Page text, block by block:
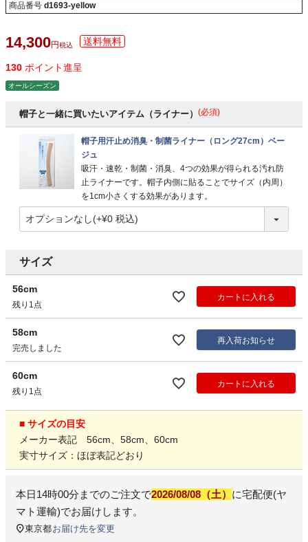
商品番号 d1693-yellow
14,300 税込
130 ポイント進呈
オールシーズン
帽子と一緒に買いたいアイテム（ライナー） (必須)
帽子用汗止め消臭・制菌ライナー（ロング27cm）ベー
ジュ
吸汗・速乾・制菌・消臭、4つの効果が得られる汚れ防
止ライナーです。帽子内側に貼ることでサイズ（内周）
を1cm小さくする効果があります。
サイズ
56cm
残り1点
カートに入れる
58cm
完売しました
再入荷お知らせ
60cm
残り1点
カートに入れる
■ サイズの目安
メーカー表記 56cm、58cm、60cm
実寸サイズ：ほぼ表記どおり
本日14時00分 までのご注文で2026/08/08（土） に宅配便(ヤ
マト運輸)でお届けします。
東京都お届け先を変更